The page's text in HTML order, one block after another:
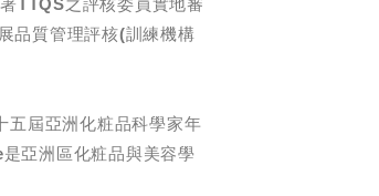
品質管理評核(訓練機構
五屆亞洲化粧品科學家年
是亞洲區化粧品與美容學